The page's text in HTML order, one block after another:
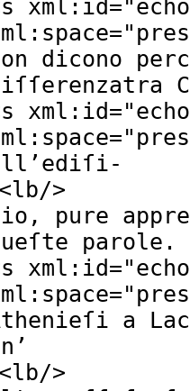
s xml:id="
="
dicono
s xml:id="
="
<lb/>
pure
parole.
s xml:id="
="
a
<lb/>